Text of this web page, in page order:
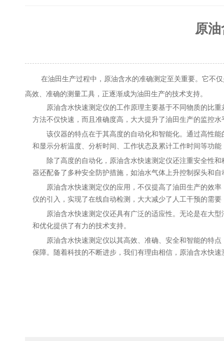
原
在油田生产过程中，原油含水的准确测定至关重要。它不仅
高效、准确的测量工具，正逐渐成为油田生产的技术支持。
原油含水快速测定仪的工作原理主要基于不同物质的比重
方法不仅快速，而且准确度高，大大提升了油田生产的监控水
该仪器的特点在于其高度的自动化和智能化。通过高性能
和显示分析温度、分析时间、工作状态及累计工作时间等功
除了高度的自动化，原油含水快速测定仪还注重安全性和
器还配备了多种安全防护措施，如油水气体上升控制探头和
原油含水快速测定仪的应用，不仅提高了油田生产的效率
仪的引入，实现了在线自动检测，大大减少了人工干预的需
原油含水快速测定仪还具有广泛的适应性。无论是在大型
和优化提供了有力的技术支持。
原油含水快速测定仪以其高效、准确、安全和智能的特点
保障。随着科技的不断进步，我们有理由相信，原油含水快